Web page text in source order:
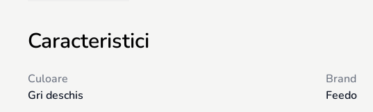
Caracteristici
Culoare
Gri deschis
Brand
Feedo